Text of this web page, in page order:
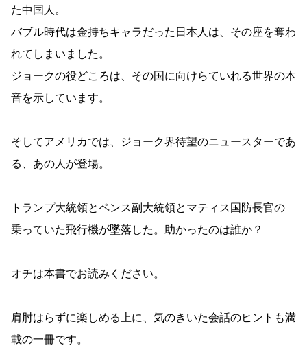
た中国人。
バブル時代は金持ちキャラだった日本人は、その座を奪わ
れてしまいました。
ジョークの役どころは、その国に向けらていれる世界の本
音を示しています。
そしてアメリカでは、ジョーク界待望のニュースターであ
る、あの人が登場。
トランプ大統領とペンス副大統領とマティス国防長官の
乗っていた飛行機が墜落した。助かったのは誰か？
オチは本書でお読みください。
肩肘はらずに楽しめる上に、気のきいた会話のヒントも満
載の一冊です。